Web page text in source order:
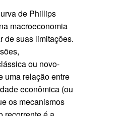
de Phillips
macroeconomia
de suas limitações.
ou novo-
uma relação entre
econômica (ou
os mecanismos